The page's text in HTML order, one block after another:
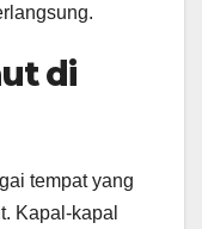
di
tempat yang
Kapal-kapal